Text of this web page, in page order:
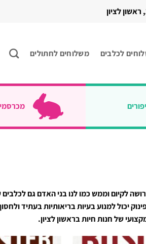
לכלבים משלוחים לחתולים
לקיום וממש כמו לנו בני האדם גם
יכול למנוע בעיות בריאותיות בעתיד
של חנות חיות בראשון לציון.